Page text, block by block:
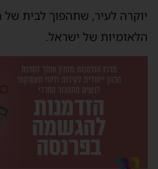
יוקרה לעיר, שתהפוך לבית של
הלאומיות של ישראל.